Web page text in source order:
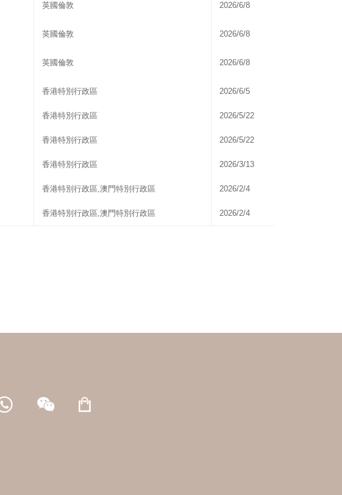
英國倫敦 2026/6/8
英國倫敦 2026/6/8
英國倫敦 2026/6/8
香港特別行政區 2026/6/5
香港特別行政區 2026/5/22
香港特別行政區 2026/5/22
香港特別行政區 2026/3/13
香港特別行政區,澳門特別行政區 2026/2/4
香港特別行政區,澳門特別行政區 2026/2/4